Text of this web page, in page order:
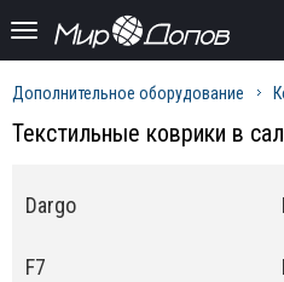
Дополнительное оборудование
Текстильные коврики в
Dargo
F7